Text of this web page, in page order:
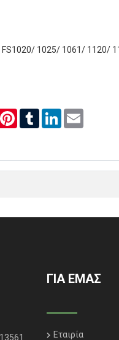
FS1020/ 1025/ 1061/ 1120/
PinterestTumblrLinkedIn
ΓΙΑ ΕΜΑΣ
Εταιρία